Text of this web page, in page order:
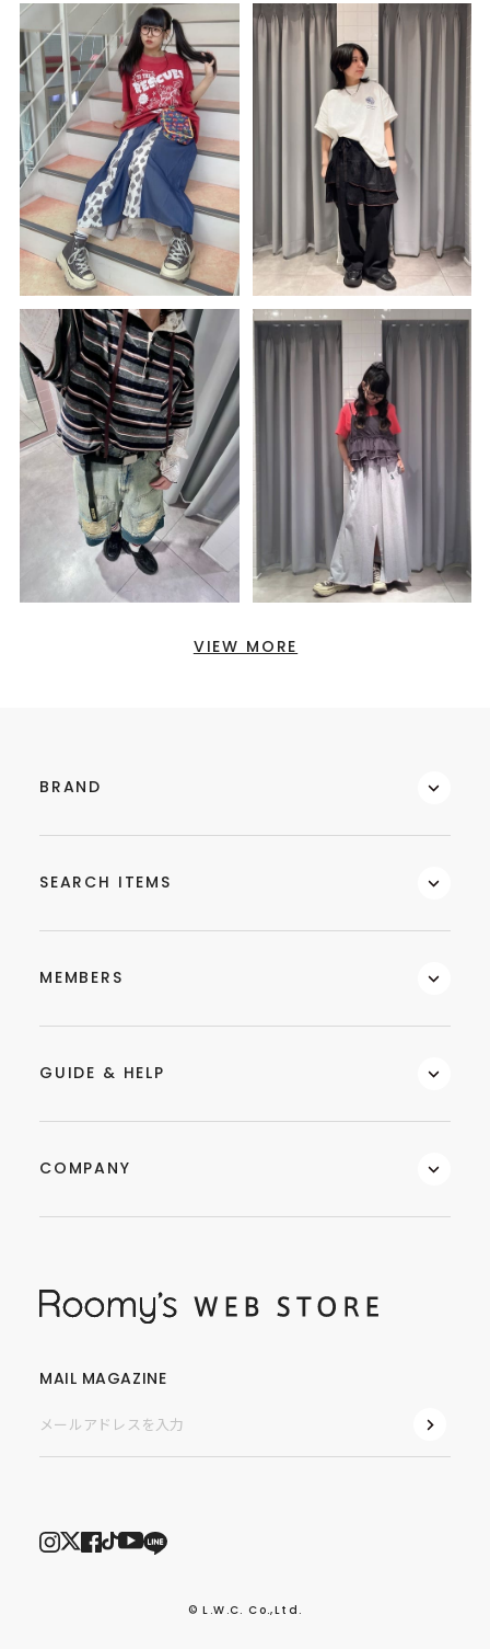
VIEW MORE
BRAND
SEARCH ITEMS
MEMBERS
GUIDE & HELP
COMPANY
MAIL MAGAZINE
© L.W.C. Co.,Ltd.